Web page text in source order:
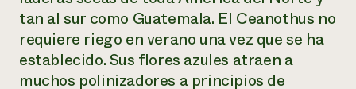
tan al sur como Guatemala. El Ceanothus no
requiere riego en verano una vez que se ha
establecido. Sus flores azules atraen a
muchos polinizadores a principios de